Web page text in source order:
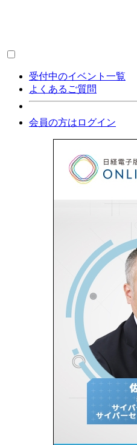
受付中のイベント一覧
よくあるご質問
会員の方はログイン